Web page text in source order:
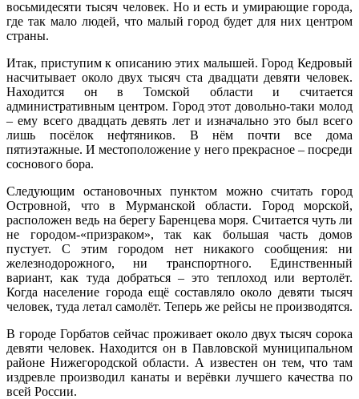
восьмидесяти тысяч человек. Но и есть и умирающие города,
где так мало людей, что малый город будет для них центром
страны.
Итак, приступим к описанию этих малышей. Город Кедровый
насчитывает около двух тысяч ста двадцати девяти человек.
Находится он в Томской области и считается
административным центром. Город этот довольно-таки молод
– ему всего двадцать девять лет и изначально это был всего
лишь посёлок нефтяников. В нём почти все дома
пятиэтажные. И местоположение у него прекрасное – посреди
соснового бора.
Следующим остановочных пунктом можно считать город
Островной, что в Мурманской области. Город морской,
расположен ведь на берегу Баренцева моря. Считается чуть ли
не городом-«призраком», так как большая часть домов
пустует. С этим городом нет никакого сообщения: ни
железнодорожного, ни транспортного. Единственный
вариант, как туда добраться – это теплоход или вертолёт.
Когда население города ещё составляло около девяти тысяч
человек, туда летал самолёт. Теперь же рейсы не производятся.
В городе Горбатов сейчас проживает около двух тысяч сорока
девяти человек. Находится он в Павловской муниципальном
районе Нижегородской области. А известен он тем, что там
издревле производил канаты и верёвки лучшего качества по
всей России.